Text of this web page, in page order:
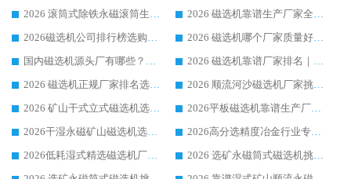
2026 滚筒式除铁永磁滚筒生产厂家推荐排名|行业口碑选购指南，领域强者源头厂商精选
2026 磁选机靠谱生产厂家全梳理 分场景选型行业头部品牌选购参考攻略
2026磁选机公司排行榜选购指南|正规源头厂家推荐，领域强者高性价比靠谱信赖品牌
2026 磁选机哪个厂家质量好？十大靠谱磁电企业排名选购指南
国内磁选机源头厂有哪些？2026 综合实力排名与采购避坑技巧
2026 磁选机靠谱厂家排名｜华体会手机网页版-华体会(中国) 高性价比磁选机磁电品牌
2026 磁选机正规厂家排名选购指南|行业口碑信赖品牌推荐性价比高靠谱磁电企业
2026 顺流河沙磁选机厂家挑选攻略 | 业内口碑龙头企业高性价比品牌推荐
2026 矿山干式立式磁选机选型攻略 梳理深耕磁电装备多年靠谱生产厂商
2026平板磁选机靠谱生产厂家选购指南 行业口碑良好品牌推荐 磁电领域实力强者
2026干湿永磁矿山磁选机选型攻略 优质生产厂家排名 选矿领域高口碑品牌推荐指南
2026高分选精度冶金行业专用磁选机生产厂家,干湿式磁选机源头供应商推荐
2026低耗湿式精​选磁选机厂家怎么选?湿式精选磁选机供应商，行业认可度较高生产厂家华体会手机网页版-华体会(中国) 全面解析
2026 选矿永磁筒式磁选机挑选指南 华体会手机网页版-华体会(中国) 推荐品牌行业口碑佳实力突出